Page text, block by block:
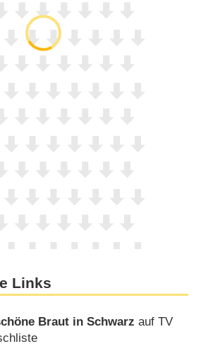
Links
Braut in Schwarz auf TV